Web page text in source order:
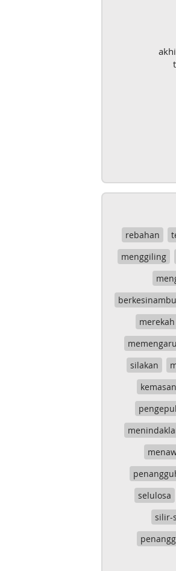
rebahan
menggiling
merekah
silakan
kemasan
pengepul
selulosa
silir-